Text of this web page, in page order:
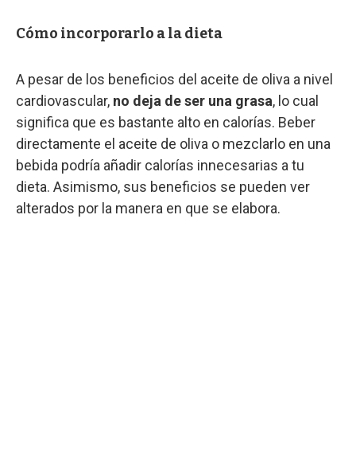
Cómo incorporarlo a la dieta
A pesar de los beneficios del aceite de oliva a nivel
cardiovascular, no deja de ser una grasa, lo cual
significa que es bastante alto en calorías. Beber
directamente el aceite de oliva o mezclarlo en una
bebida podría añadir calorías innecesarias a tu
dieta. Asimismo, sus beneficios se pueden ver
alterados por la manera en que se elabora.